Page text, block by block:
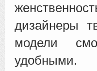
дизайнеры
модели
удобными.